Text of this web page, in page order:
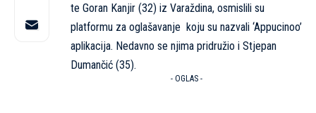
te Goran Kanjir (32) iz Varaždina, osmislili su
platformu za oglašavanje koju su nazvali ‘Appucinoo’
aplikacija. Nedavno se njima pridružio i Stjepan
Dumančić (35).
- OGLAS -